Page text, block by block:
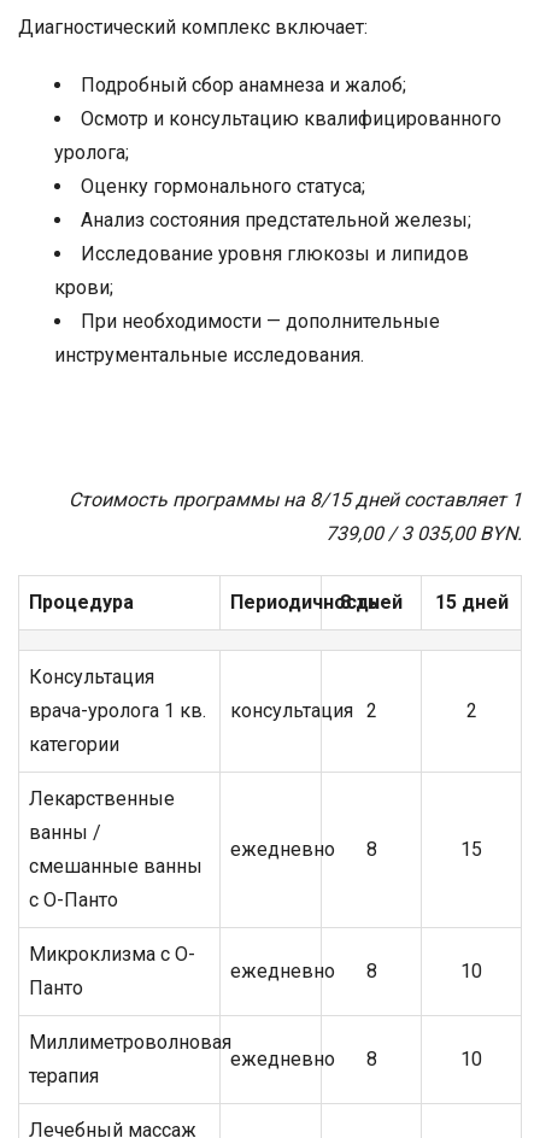
Диагностический комплекс включает:
Подробный сбор анамнеза и жалоб;
Осмотр и консультацию квалифицированного
уролога;
Оценку гормонального статуса;
Анализ состояния предстательной железы;
Исследование уровня глюкозы и липидов
крови;
При необходимости — дополнительные
инструментальные исследования.
Стоимость программы на 8/15 дней составляет 1
739,00 / 3 035,00BYN.
Процедура Периодичность
8 дней 15 дней
Консультация
врача-уролога 1 кв.
категории
консультация 2 2
Лекарственные
ванны /
смешанные ванны
с О-Панто
ежедневно 8 15
Микроклизма с О-
Панто
ежедневно 8 10
Миллиметроволновая
терапия
ежедневно 8 10
Лечебный массаж